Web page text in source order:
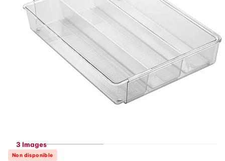
3 Images
Non disponible